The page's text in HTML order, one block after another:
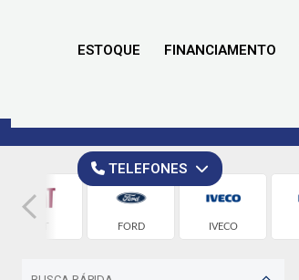
ESTOQUE FINANCIAMENTO
TELEFONES
FIAT FORD IVECO